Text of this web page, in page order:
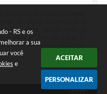
- RS e os
a sua
você
e
ACEITAR
PERSONALIZAR
da coleta de lixo seco e
para o mês de julho. O
do interior ao longo